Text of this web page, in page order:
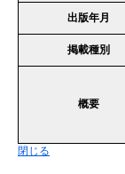
出版年月
掲載種別
概要
閉じる